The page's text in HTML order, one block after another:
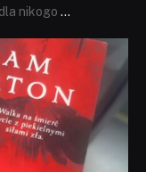
nikogo ...